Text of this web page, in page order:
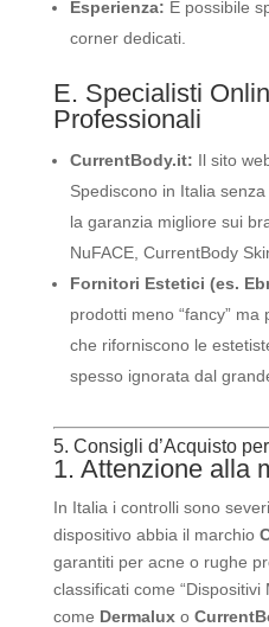
Esperienza: È possibile
corner dedicati.
E. Specialisti
Professionali
CurrentBody.it: Il sito
Spediscono in Italia
la garanzia migliore sui
NuFACE, CurrentBody
Fornitori Estetici (es.
prodotti meno “fancy” ma
che riforniscono le
spesso ignorata dal
5. Consigli d’Acquisto
1. Attenzione alla
In Italia i controlli sono
dispositivo abbia il marchio
garantiti per acne o rughe
classificati come “Dispositivi
come Dermaluxo